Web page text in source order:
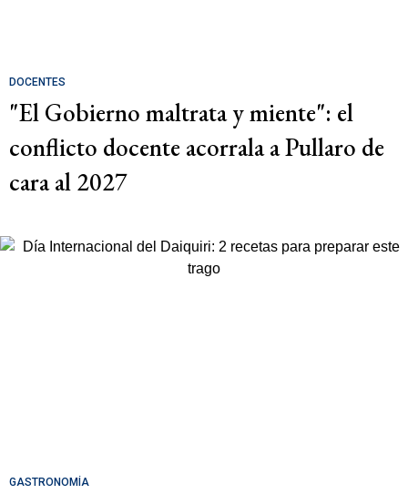
DOCENTES
"El Gobierno maltrata y miente": el
conflicto docente acorrala a Pullaro de
cara al 2027
GASTRONOMÍA